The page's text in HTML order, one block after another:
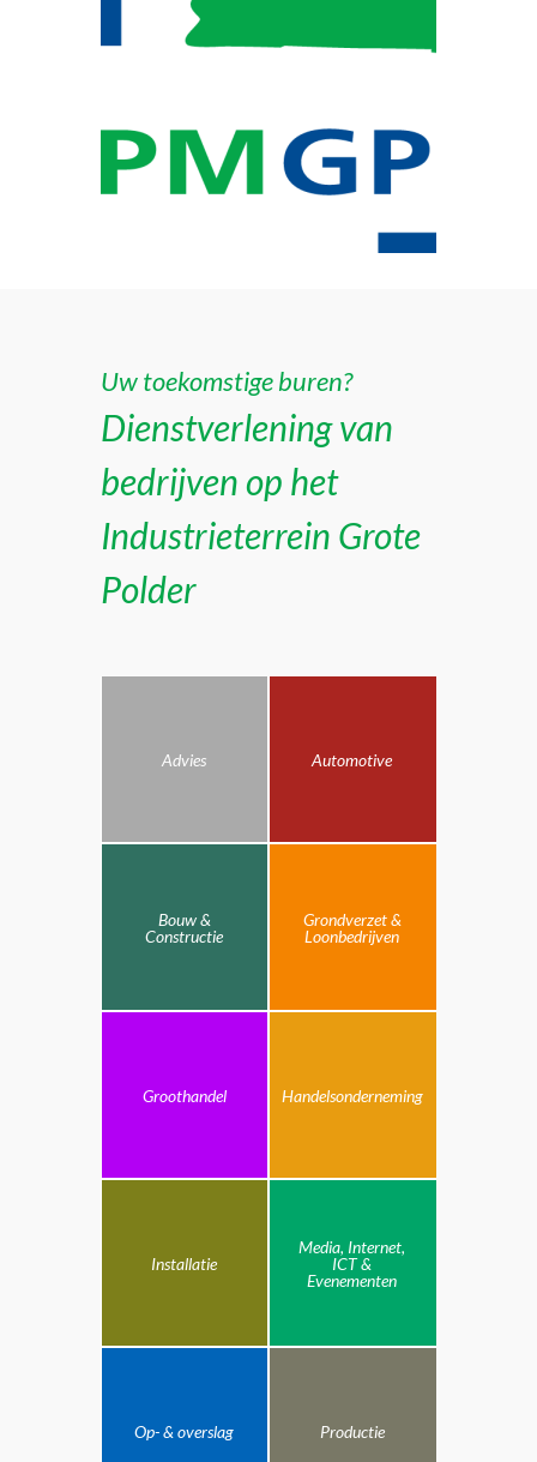
Uw toekomstige buren?
Dienstverlening van
bedrijven op het
Industrieterrein Grote
Polder
Advies Automotive
Bouw &
Constructie
Grondverzet &
Loonbedrijven
Groothandel Handelsonderneming
Installatie
Media, Internet,
ICT &
Evenementen
Op- & overslag Productie